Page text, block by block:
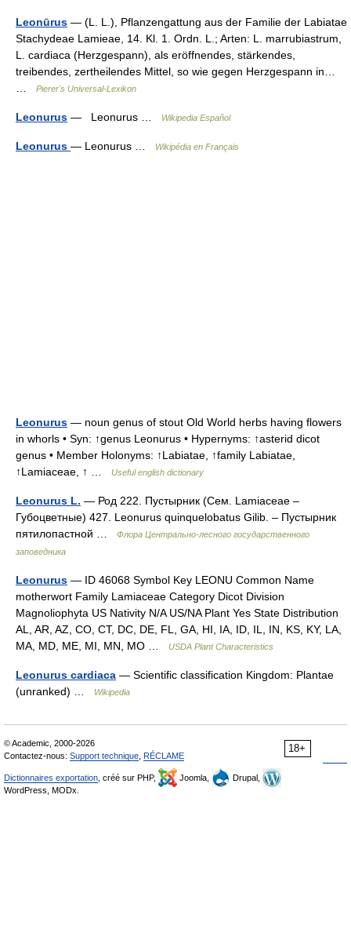
Leonūrus — (L. L.), Pflanzengattung aus der Familie der Labiatae
Stachydeae Lamieae, 14. Kl. 1. Ordn. L.; Arten: L. marrubiastrum,
L. cardiaca (Herzgespann), als eröffnendes, stärkendes,
treibendes, zertheilendes Mittel, so wie gegen Herzgespann in…
…
Pierer's Universal-Lexikon
Leonurus — Leonurus … Wikipedia Español
Leonurus — Leonurus … Wikipédia en Français
Leonurus — noun genus of stout Old World herbs having flowers
in whorls • Syn: ↑genus Leonurus • Hypernyms: ↑asterid dicot
genus • Member Holonyms: ↑Labiatae, ↑family Labiatae,
↑Lamiaceae, ↑ …
Useful english dictionary
Leonurus L. — Род 222. Пустырник (Сем. Lamiaceae –
Губоцветные) 427. Leonurus quinquelobatus Gilib. – Пустырник
пятилопастной …
Флора Центрально-лесного государственного
заповедника
Leonurus — ID 46068 Symbol Key LEONU Common Name
motherwort Family Lamiaceae Category Dicot Division
Magnoliophyta US Nativity N/A US/NA Plant Yes State Distribution
AL, AR, AZ, CO, CT, DC, DE, FL, GA, HI, IA, ID, IL, IN, KS, KY, LA,
MA, MD, ME, MI, MN, MO …
USDA Plant Characteristics
Leonurus cardiaca — Scientific classification Kingdom: Plantae
(unranked) …
Wikipedia
18+
© Academic, 2000-2026
Contactez-nous: Support technique RÉCLAME
Dictionnaires exportation , créé sur PHP, Joomla,
Drupal,
WordPress, MODx.